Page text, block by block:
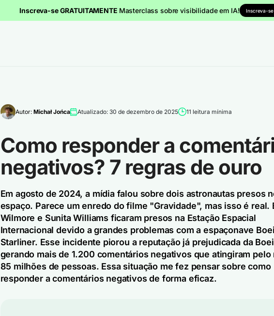
Inscreva-se GRATUITAMENTE Masterclass sobre visibilidade em IA! Inscreva-
Autor: Michał Jońca Atualizado: 30 de dezembro de 2025 11 leitura mínima
Como responder a
negativos? 7 regras de ouro
Em agosto de 2024, a mídia falou sobre dois astronautas presos
espaço. Parece um enredo do filme "Gravidade", mas isso é real.
Wilmore e Sunita Williams ficaram presos na Estação Espacial
Internacional devido a grandes problemas com a espaçonave
Starliner. Esse incidente piorou a reputação já prejudicada da
gerando mais de 1.200 comentários negativos que atingiram pelo
85 milhões de pessoas. Essa situação me fez pensar sobre como
responder a comentários negativos de forma eficaz.